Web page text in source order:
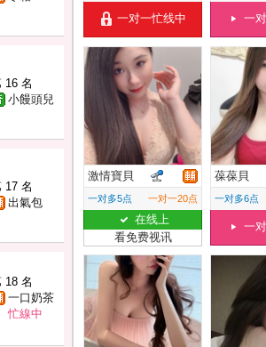
16 名
小饅頭兒
17 名
出氣包
18 名
一口奶茶
忙線中
一对一忙线中 一
激情寶貝
一对多5点 一对一20点
在线上
看免费视讯
葆葆貝
一对多6点
一